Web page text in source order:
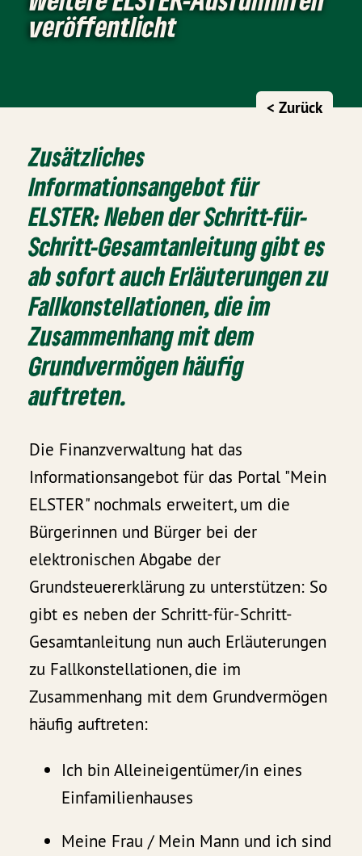
veröffentlicht
< Zurück
Zusätzliches
Informationsangebot für
ELSTER: Neben der Schritt-für-
Schritt-Gesamtanleitung gibt es
ab sofort auch Erläuterungen zu
Fallkonstellationen, die im
Zusammenhang mit dem
Grundvermögen häufig
auftreten.
Die Finanzverwaltung hat das
Informationsangebot für das Portal "Mein
ELSTER" nochmals erweitert, um die
Bürgerinnen und Bürger bei der
elektronischen Abgabe der
Grundsteuererklärung zu unterstützen: So
gibt es neben der Schritt-für-Schritt-
Gesamtanleitung nun auch Erläuterungen
zu Fallkonstellationen, die im
Zusammenhang mit dem Grundvermögen
häufig auftreten:
Ich bin Alleineigentümer/in eines
Einfamilienhauses
Meine Frau / Mein Mann und ich sind